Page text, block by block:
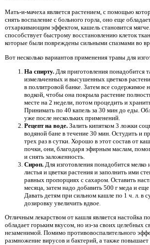
Мать-и-мачеха является растением, с помощью
снять воспаление с больного горла, оно еще
отхаркивающим эффектом, кашель становится
способствует быстрому восстановлению клеток
которые были повреждены сильными спазмами во
Вот несколько вариантов применения травы для
На спирту. Для приготовления понадобится
измельченных и высушенных цветков
в поллитровой банке. Затем все содержимое
водкой, чтобы она покрыла растение
месте на 2 недели, потом процедить и
Принимать по 40 капель за 30 мин до еды.
уже после нескольких применений.
Рецепт на воде. Залить кипятком 3 ложки
водяной бане в течение 30 мин. Остудить и
трех раз в сутки. Хорошо в этот состав от
почки, они, благодаря эфирным маслам,
и снять заложенность.
Сироп. Для изготовления понадобится мелко
листья и цветки растения и заполнить ими
равных пропорциях с сахаром. Оставить
месяца, затем надо добавить 500 г меда и
Давать детям при сильном кашле по 1 ч. л. в
дозировку увеличить вдвое.
Отличным лекарством от кашля является настойка
обладает горьким вкусом, но из-за своих целебных
незаменимой. Помимо противовоспалительного
размножение вирусов и бактерий, а также